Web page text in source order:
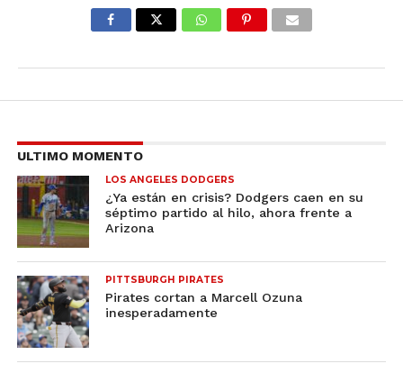
ULTIMO MOMENTO
LOS ANGELES DODGERS
¿Ya están en crisis? Dodgers caen en su
séptimo partido al hilo, ahora frente a
Arizona
PITTSBURGH PIRATES
Pirates cortan a Marcell Ozuna
inesperadamente